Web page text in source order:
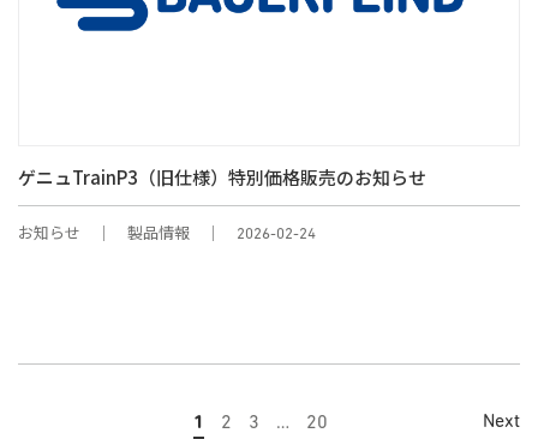
ゲニュTrainP3（旧仕様）特別価格販売のお知らせ
お知らせ 製品情報 2026-02-24
1 2 3 … 20 Next